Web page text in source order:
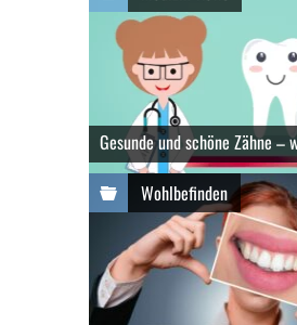
Gesunde und schöne Zähne –
Wohlbefinden